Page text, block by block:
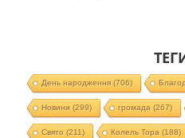
День народження(706)
Новини (299) громада (267)
Свято (211) Колель Тора (188)